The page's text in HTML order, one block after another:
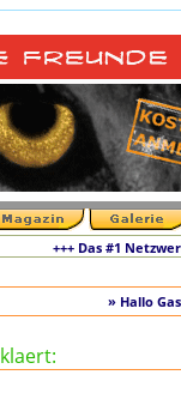
+++ Das #1 Netzwerk
» Hallo